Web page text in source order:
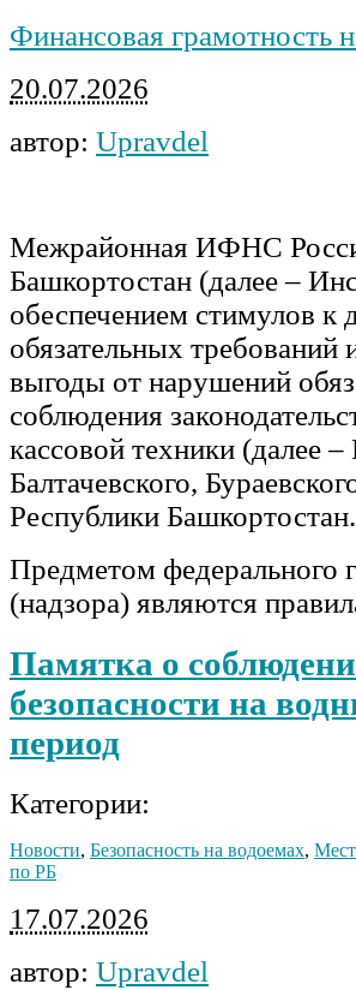
Финансовая грамотность
20.07.2026
автор: Upravdel
Межрайонная ИФНС
Башкортостан (далее –
обеспечением стимулов
обязательных
выгоды от нарушений
соблюдения
кассовой техники (далее
Балтачевского,
Республики Башкортостан.
Предметом федерального
(надзора) являются
Памятка о
безопасности на
период
Категории:
Новости, Безопасность на водоемах,
по РБ
17.07.2026
автор: Upravdel